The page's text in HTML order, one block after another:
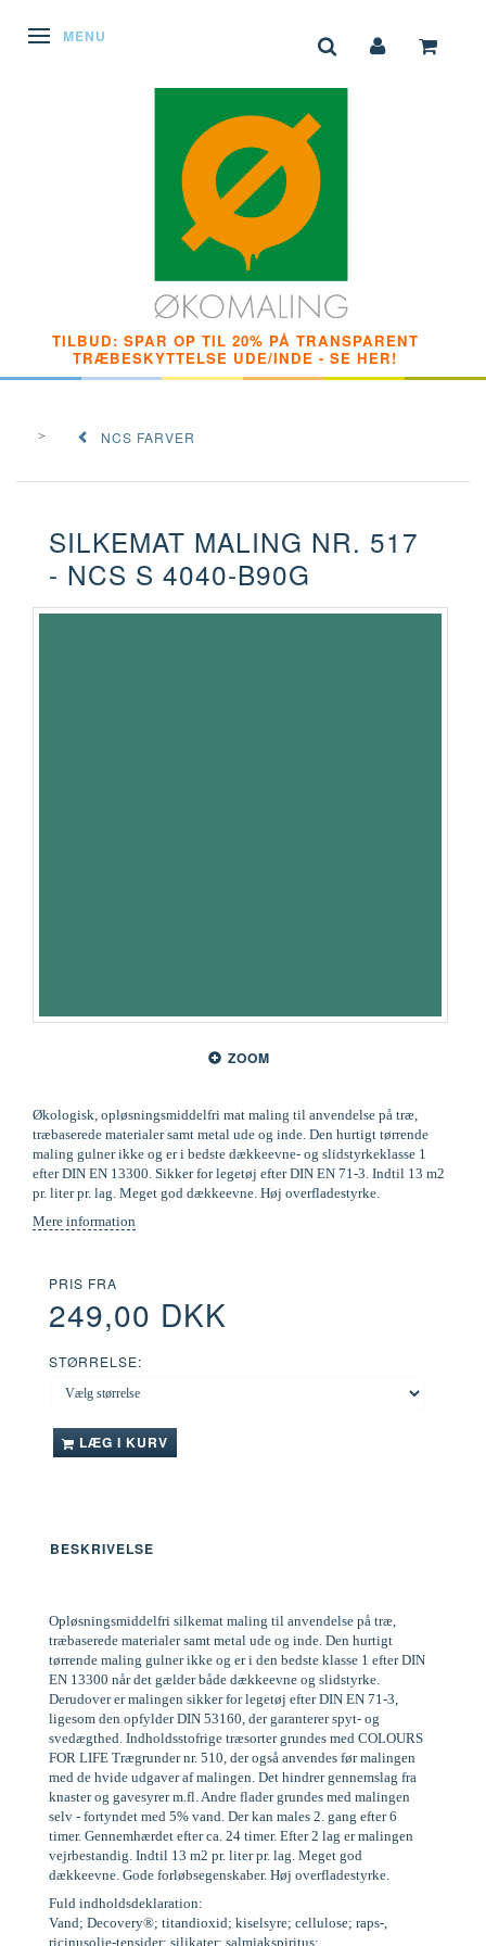
SKIFTE NAVIGATION
MENU
TILBUD: SPAR OP TIL 20% PÅ TRANSPARENT
TRÆBESKYTTELSE UDE/INDE - SE HER!
NCS FARVER
SILKEMAT MALING NR. 517
- NCS S 4040-B90G
ZOOM
Økologisk, opløsningsmiddelfri mat maling til anvendelse på træ,
træbaserede materialer samt metal ude og inde. Den hurtigt tørrende
maling gulner ikke og er i bedste dækkeevne- og slidstyrkeklasse 1
efter DIN EN 13300. Sikker for legetøj efter DIN EN 71-3. Indtil 13 m2
pr. liter pr. lag. Meget god dækkeevne. Høj overfladestyrke.
Mere information
PRIS FRA
249,00 DKK
STØRRELSE:
LÆG I KURV
BESKRIVELSE
Opløsningsmiddelfri silkemat maling til anvendelse på træ,
træbaserede materialer samt metal ude og inde. Den hurtigt
tørrende maling gulner ikke og er i den bedste klasse 1 efter DIN
EN 13300 når det gælder både dækkeevne og slidstyrke.
Derudover er malingen sikker for legetøj efter DIN EN 71-3,
ligesom den opfylder DIN 53160, der garanterer spyt- og
svedægthed. Indholdsstofrige træsorter grundes med COLOURS
FOR LIFE Trægrunder nr. 510, der også anvendes før malingen
med de hvide udgaver af malingen. Det hindrer gennemslag fra
knaster og gavesyrer m.fl. Andre flader grundes med malingen
selv - fortyndet med 5% vand. Der kan males 2. gang efter 6
timer. Gennemhærdet efter ca. 24 timer. Efter 2 lag er malingen
vejrbestandig. Indtil 13 m2 pr. liter pr. lag. Meget god
dækkeevne. Gode forløbsegenskaber. Høj overfladestyrke.
Fuld indholdsdeklaration:
Vand; Decovery®; titandioxid; kiselsyre; cellulose; raps-,
ricinusolie-tensider; silikater; salmiakspiritus;